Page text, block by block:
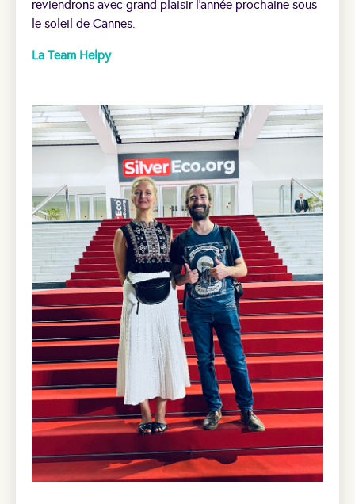
reviendrons avec grand plaisir l’année prochaine sous
le soleil de Cannes.
La Team Helpy